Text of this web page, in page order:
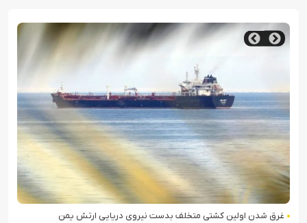
غرق شدن اولین کشتی متخلف بدست نیروی دریایی ارتش یمن